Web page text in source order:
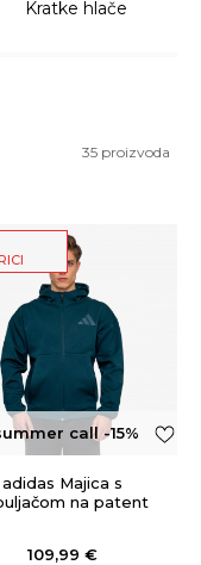
Kratke hlače
35 proizvoda
call -15%
adidas Majica s
na patent
109,99 €